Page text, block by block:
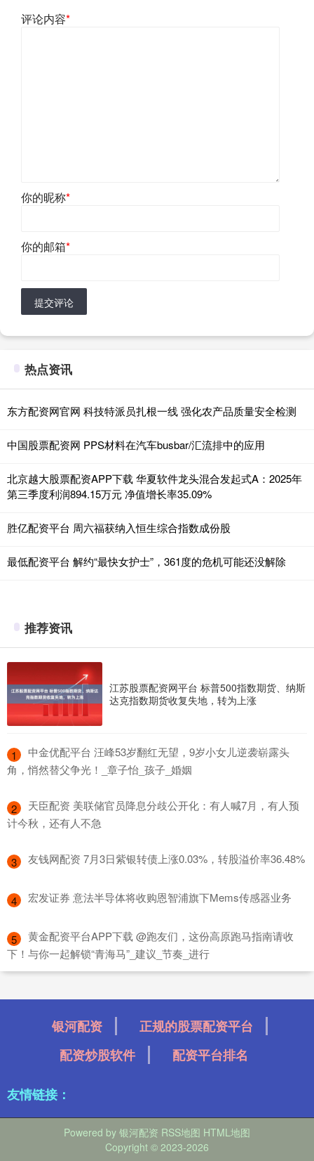
评论内容*
你的昵称*
你的邮箱*
提交评论
热点资讯
东方配资网官网 科技特派员扎根一线 强化农产品质量安全检测
中国股票配资网 PPS材料在汽车busbar/汇流排中的应用
北京越大股票配资APP下载 华夏软件龙头混合发起式A：2025年
第三季度利润894.15万元 净值增长率35.09%
胜亿配资平台 周六福获纳入恒生综合指数成份股
最低配资平台 解约“最快女护士”，361度的危机可能还没解除
推荐资讯
江苏股票配资网平台 标普500指数期货、纳斯
达克指数期货收复失地，转为上涨
1
​中金优配平台 汪峰53岁翻红无望，9岁小女儿逆袭崭露头
角，悄然替父争光！_章子怡_孩子_婚姻
2
​天臣配资 美联储官员降息分歧公开化：有人喊7月，有人预
计今秋，还有人不急
3 ​友钱网配资 7月3日紫银转债上涨0.03%，转股溢价率36.48%
4 ​宏发证券 意法半导体将收购恩智浦旗下Mems传感器业务
5
​黄金配资平台APP下载 @跑友们，这份高原跑马指南请收
下！与你一起解锁“青海马”_建议_节奏_进行
银河配资
正规的股票配资平台
配资炒股软件
配资平台排名
友情链接：
Powered by 银河配资 RSS地图 HTML地图
Copyright © 2023-2026